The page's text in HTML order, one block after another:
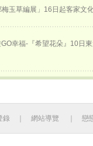
梅玉草編展」16日起客家文
幸福-『希望花朵』10日
錄 網站導覽 戀